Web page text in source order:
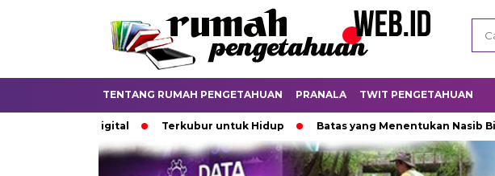
TENTANG RUMAH PENGETAHUAN PRANALA TWIT PENGETAHUAN
Terkubur untuk Hidup Batas yang Menentukan Nasib Bintang